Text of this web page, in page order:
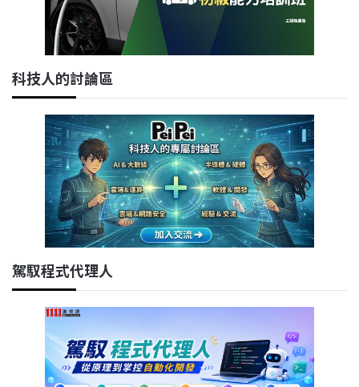
科技人的討論區
駕馭程式代理人